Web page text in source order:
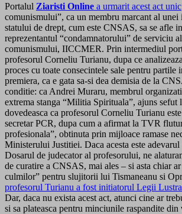
Portalul Ziaristi Online a urmarit acest act unic
comunismului”, ca un membru marcant al unei
statului de drept, cum este CNSAS, sa se afle
reprezentantul “condamnatorului” de serviciu
comunismului, IICCMER. Prin intermediul
profesorul Corneliu Turianu, dupa ce
proces cu toate consecintele sale pentru partile
premiera, ca e gata sa-si dea demisia de la
conditie: ca Andrei Muraru, membrul
extrema stanga “Militia Spirituala”, ajuns
dovedeasca ca profesorul Corneliu Turianu
secretar PCR, dupa cum a afirmat la TVR
profesionala”, obtinuta prin mijloace ramase
Ministerului Justitiei. Daca acesta este
Dosarul de judecator al profesorului, ne
de curatire a CNSAS, mai ales – si asta chiar
culmilor” pentru slujitorii lui Tismaneanu si
profesorul Turianu a fost initiatorul Legii
Dar, daca nu exista acest act, atunci cine ar
si sa plateasca pentru minciunile raspandite